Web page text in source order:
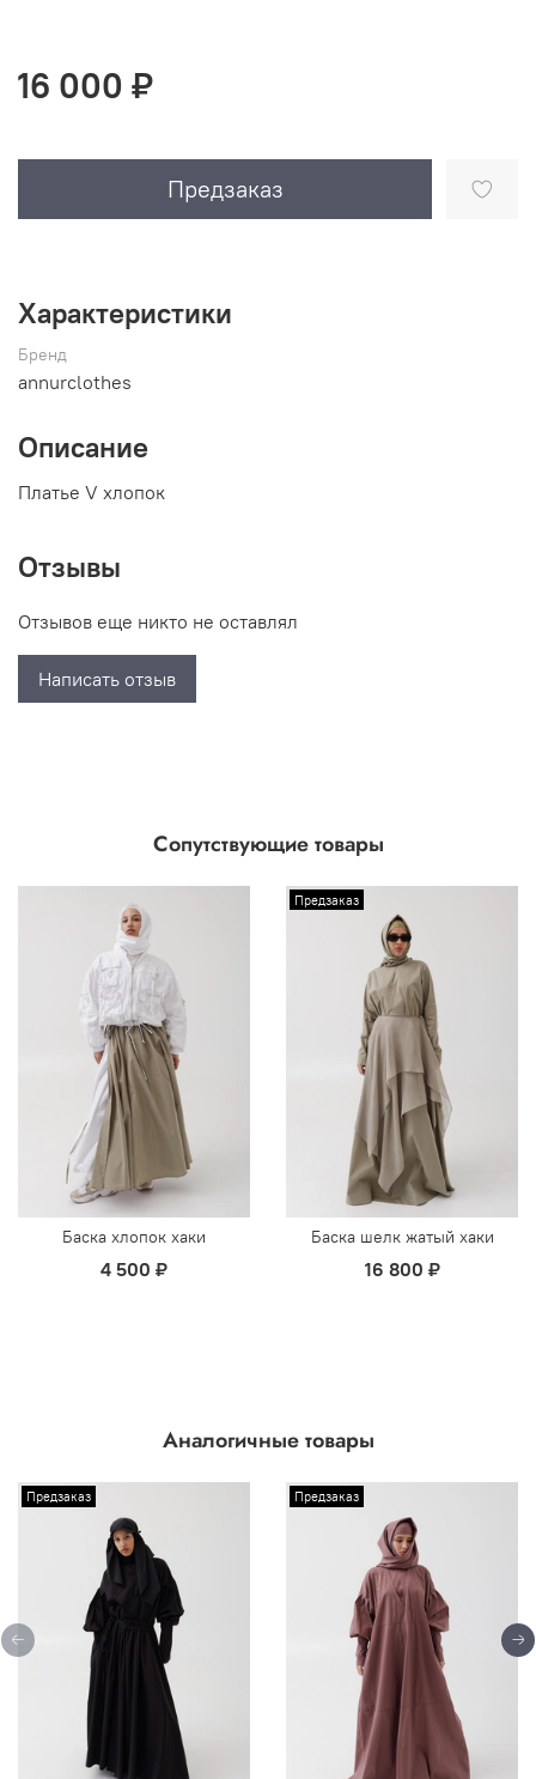
16 000 ₽
Предзаказ
Характеристики
Бренд
annurclothes
Описание
Платье V хлопок
Отзывы
Отзывов еще никто не оставлял
Написать отзыв
Сопутствующие товары
Баска хлопок хаки
4 500 ₽
Предзаказ
Баска шелк жатый хаки
16 800 ₽
Аналогичные товары
Предзаказ Предзаказ